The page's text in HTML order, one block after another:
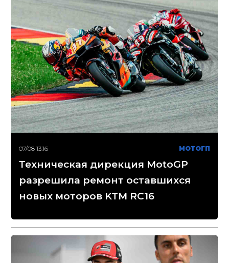
07/08 13:16 МОТОГП
Техническая дирекция MotoGP
разрешила ремонт оставшихся
новых моторов KTM RC16